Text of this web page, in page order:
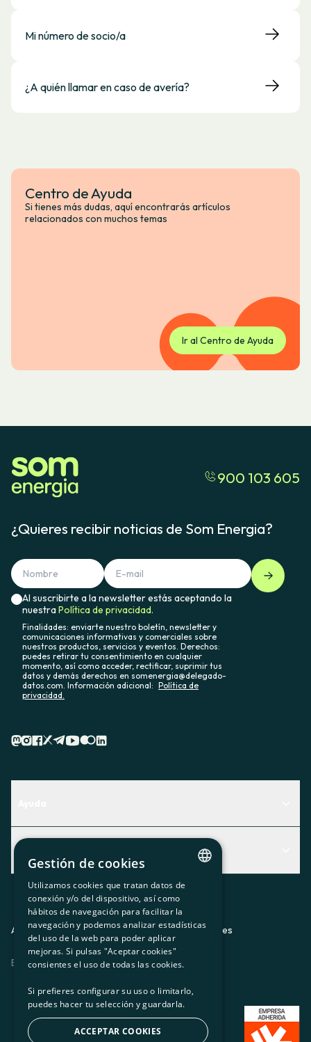
Mi número de socio/a
¿A quién llamar en caso de avería?
Centro de Ayuda
Si tienes más dudas, aquí encontrarás artículos
relacionados con muchos temas
Ir al Centro de Ayuda
900 103 605
¿Quieres recibir noticias de Som Energia?
Al suscribirte a la newsletter estás aceptando la
nuestraPolítica de privacidad.
Finalidades: enviarte nuestro boletín, newsletter y
comunicaciones informativas y comerciales sobre
nuestros productos, servicios y eventos. Derechos:
puedes retirar tu consentimiento en cualquier
momento, así como acceder, rectificar, suprimir tus
datos y demás derechos en somenergia@delegado-
datos.com. Información adicional: Política de
privacidad.
Descubre qué servicio te encaja mejor
Contacto
Actualidad
El rincón de la socia
Prensa
Trabaja con nosotros
Aviso legalPolítica de privacidadPolítica de cookies
ES CAGLEU
CATALAN
SPANISH
GL
BASQUE
Gestión de cookies
Utilizamos cookies que tratan datos de
conexión y/o del dispositivo, así como
hábitos de navegación para facilitar la
navegación y podemos analizar estadísticas
del uso de la web para poder aplicar
mejoras. Si pulsas "Aceptar cookies"
consientes el uso de todas las cookies.
Si prefieres configurar su uso o limitarlo,
puedes hacer tu selección y guardarla.
ACCEPTAR COOKIES